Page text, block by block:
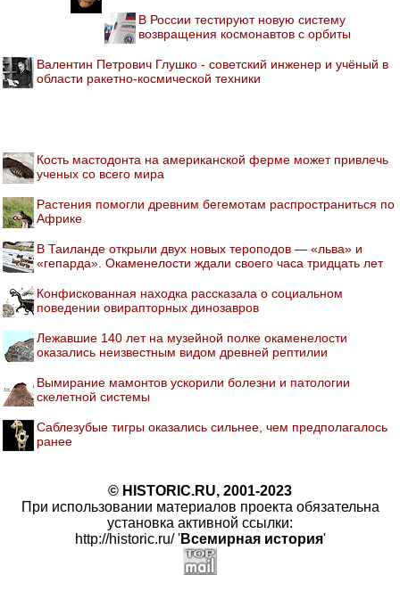
В России тестируют новую систему
возвращения космонавтов с орбиты
Валентин Петрович Глушко - советский инженер и учёный в
области ракетно-космической техники
Кость мастодонта на американской ферме может привлечь
ученых со всего мира
Растения помогли древним бегемотам распространиться по
Африке
В Таиланде открыли двух новых тероподов — «льва» и
«гепарда». Окаменелости ждали своего часа тридцать лет
Конфискованная находка рассказала о социальном
поведении овирапторных динозавров
Лежавшие 140 лет на музейной полке окаменелости
оказались неизвестным видом древней рептилии
Вымирание мамонтов ускорили болезни и патологии
скелетной системы
Саблезубые тигры оказались сильнее, чем предполагалось
ранее
© HISTORIC.RU, 2001-2023
При использовании материалов проекта обязательна
установка активной ссылки:
http://historic.ru/ 'Всемирная история'